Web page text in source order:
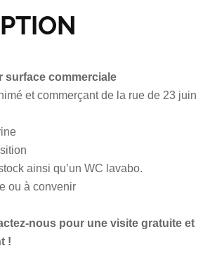
surface commerciale
et commerçant de la rue de 23 juin
ainsi qu’un WC lavabo.
ou à convenir
nous pour une visite gratuite et
!